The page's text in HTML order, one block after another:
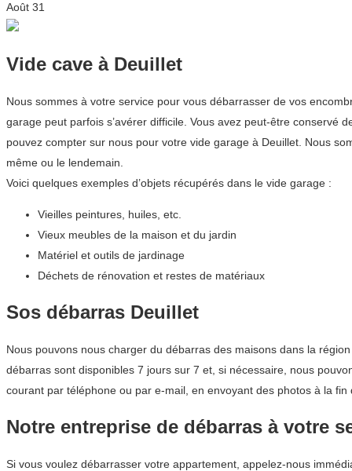
Août 31
Vide cave à Deuillet
Nous sommes à votre service pour vous débarrasser de vos
garage peut parfois s’avérer difficile. Vous avez peut-être conservé
pouvez compter sur nous pour votre vide garage à Deuillet. Nous
même ou le lendemain.
Voici quelques exemples d’objets récupérés dans le vide garage :
Vieilles peintures, huiles, etc.
Vieux meubles de la maison et du jardin
Matériel et outils de jardinage
Déchets de rénovation et restes de matériaux
Sos débarras Deuillet
Nous pouvons nous charger du débarras des maisons dans la
débarras sont disponibles 7 jours sur 7 et, si nécessaire, nous
courant par téléphone ou par e-mail, en envoyant des photos à la fin
Notre entreprise de débarras à votre
Si vous voulez débarrasser votre appartement, appelez-nous